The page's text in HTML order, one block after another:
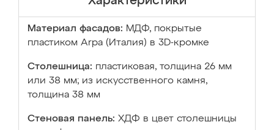
Материал фасадов: МДФ, покрытые
пластиком Arpa (Италия) в 3D-кромке
Столешница: пластиковая, толщина 26 мм
или 38 мм; из искусственного камня,
толщина 38 мм
Стеновая панель: ХДФ в цвет столешницы